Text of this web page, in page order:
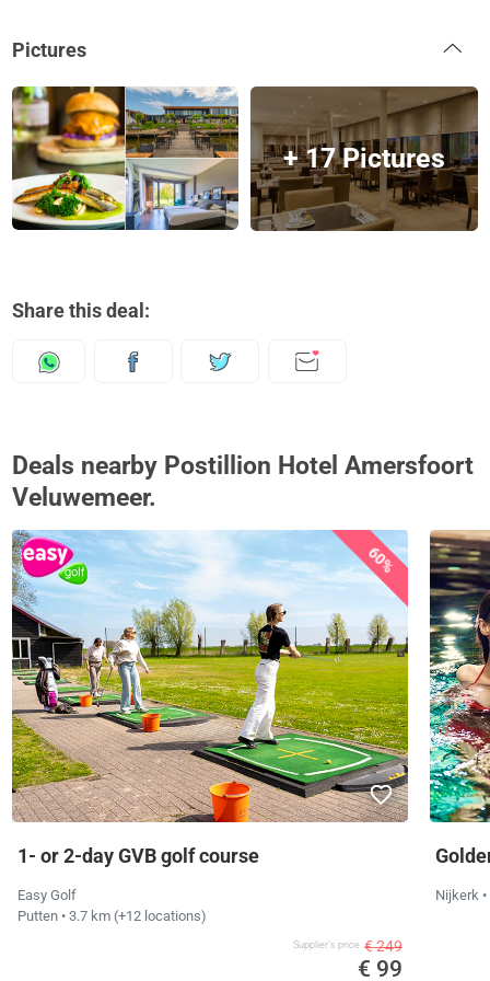
Pictures
+ 17 Pictures
Share this deal:
Deals nearby Postillion Hotel Amersfoort
Veluwemeer.
60%
1- or 2-day GVB golf course
Easy Golf
Putten • 3.7 km (+12 locations)
Supplier's price € 249
€ 99
Nijkerk